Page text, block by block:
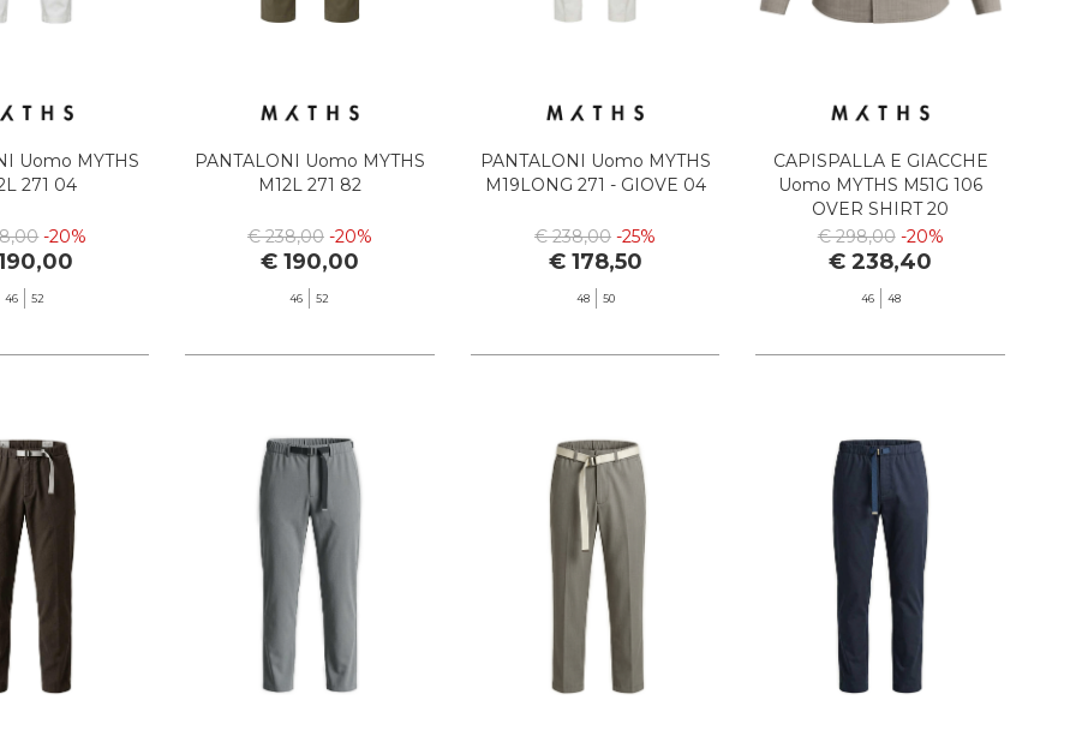
Uomo MYTHS
271 04
-20%
46 52
PANTALONI Uomo MYTHS
M12L 271 82
€ 238,00 -20%
€ 190,00
46 52
PANTALONI Uomo MYTHS
M19LONG 271 - GIOVE 04
€ 238,00 -25%
€ 178,50
48 50
CAPISPALLA E GIACCHE
Uomo MYTHS M51G 106
OVER SHIRT 20
€ 298,00 -20%
€ 238,40
46 48